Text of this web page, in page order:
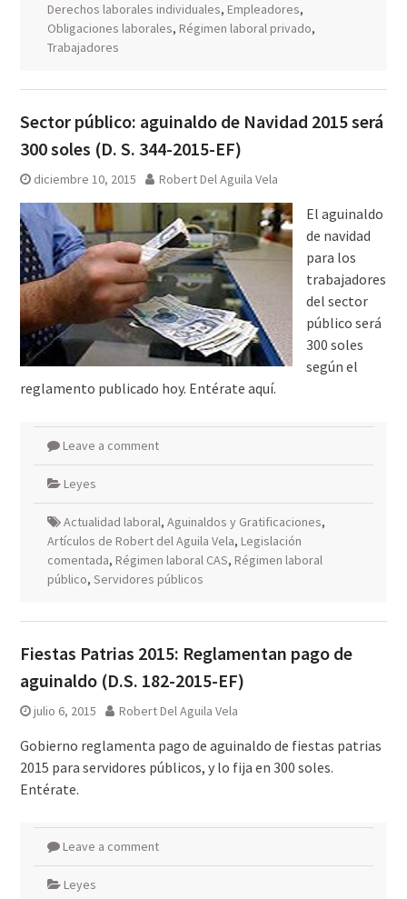
Derechos laborales individuales, Empleadores,
Obligaciones laborales, Régimen laboral privado,
Trabajadores
Sector público: aguinaldo de Navidad 2015 será
300 soles (D. S. 344-2015-EF)
diciembre 10, 2015 Robert Del Aguila Vela
El aguinaldo
de navidad
para los
trabajadores
del sector
público será
300 soles
según el
reglamento publicado hoy. Entérate aquí.
Leave a comment
Leyes
Actualidad laboral, Aguinaldos y Gratificaciones,
Artículos de Robert del Aguila Vela, Legislación
comentada, Régimen laboral CAS, Régimen laboral
público, Servidores públicos
Fiestas Patrias 2015: Reglamentan pago de
aguinaldo (D.S. 182-2015-EF)
julio 6, 2015 Robert Del Aguila Vela
Gobierno reglamenta pago de aguinaldo de fiestas patrias
2015 para servidores públicos, y lo fija en 300 soles.
Entérate.
Leave a comment
Leyes